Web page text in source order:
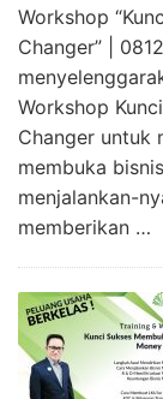
Workshop
Changer” |
Workshop
Changer untuk
membuka
menjalankan-
memberikan …